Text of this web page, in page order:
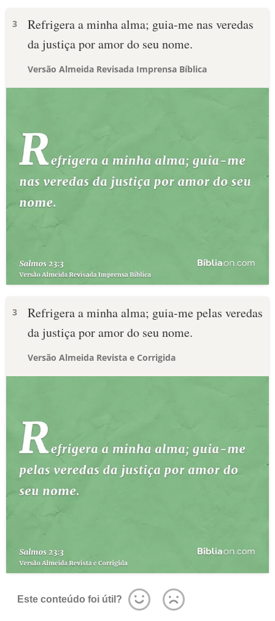
3
Refrigera a minha alma; guia-me nas veredas
da justiça por amor do seu nome.
Versão Almeida Revisada Imprensa Bíblica
3
Refrigera a minha alma; guia-me pelas veredas
da justiça por amor do seu nome.
Versão Almeida Revista e Corrigida
Este conteúdo foi útil?